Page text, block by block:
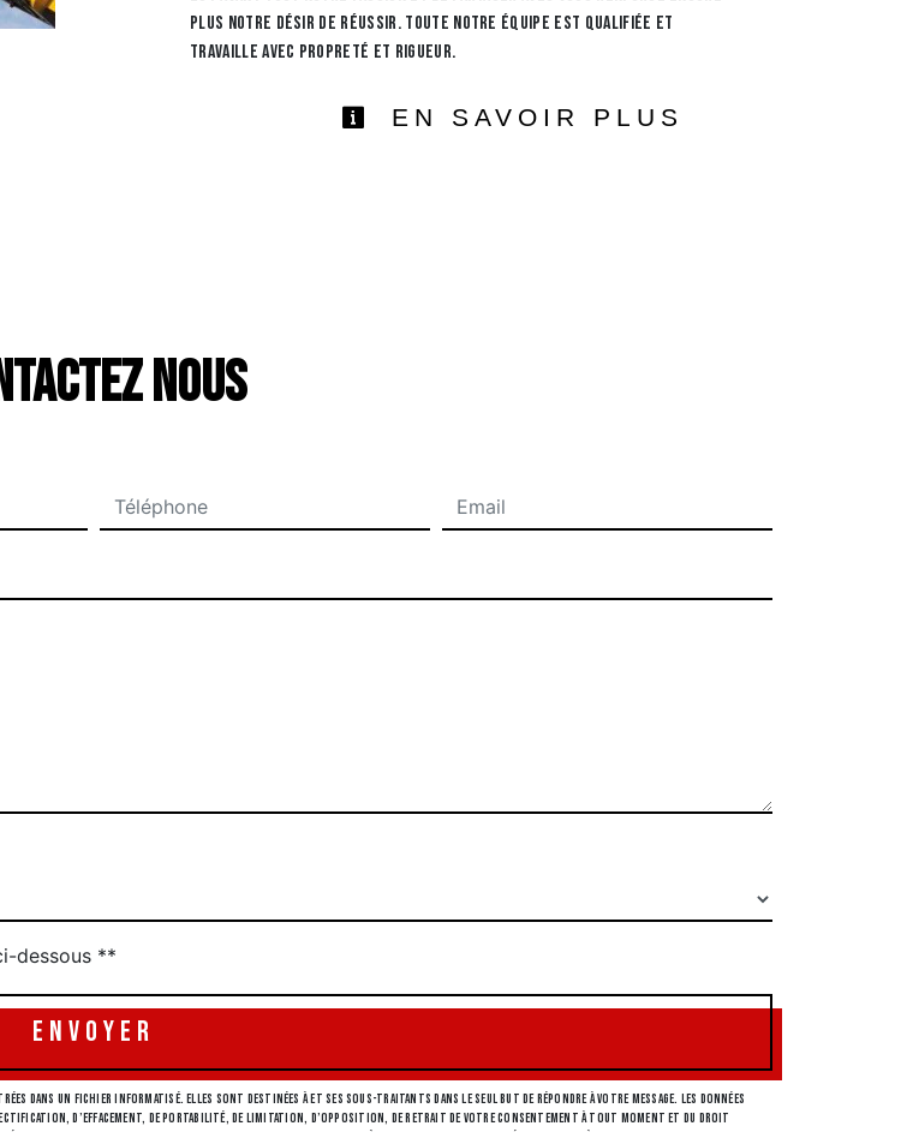
plus notre désir de réussir. Toute notre équipe est qualifiée et
travaille avec propreté et rigueur.
EN SAVOIR PLUS
nous
dessous **
ENVOYER
dans un fichier informatisé. Elles sont destinées à et ses sous-traitants dans le seul but de répondre à votre message. Les données
d’effacement, de portabilité, de limitation, d’opposition, de retrait de votre consentement à tout moment et du droit